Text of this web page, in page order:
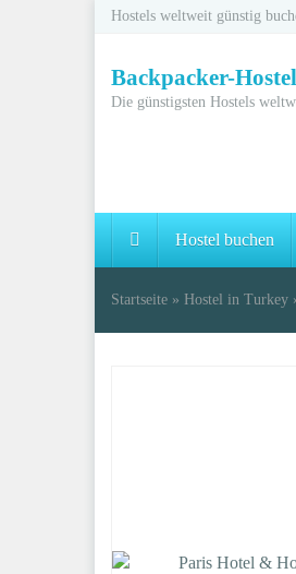
Hostels weltweit günstig
Backpacker-
Die günstigsten Hostels
Hostel buchen
Startseite » Hostel in Turkey